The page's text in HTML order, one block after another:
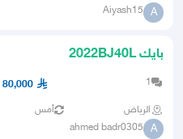
A
Aiyash15
بايك 2022BJ40L
1
80,000
الرياض أمس
A
ahmed badr0305